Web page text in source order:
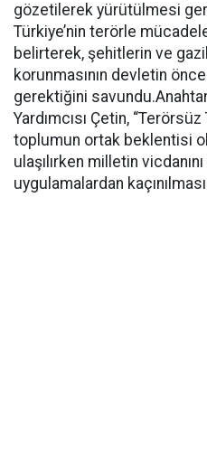
gözetilerek yürütülmesi
Türkiye’nin terörle
belirterek, şehitlerin ve
korunmasının devletin
gerektiğini
Yardımcısı Çetin,
toplumun ortak beklentisi
ulaşılırken milletin
uygulamalardan